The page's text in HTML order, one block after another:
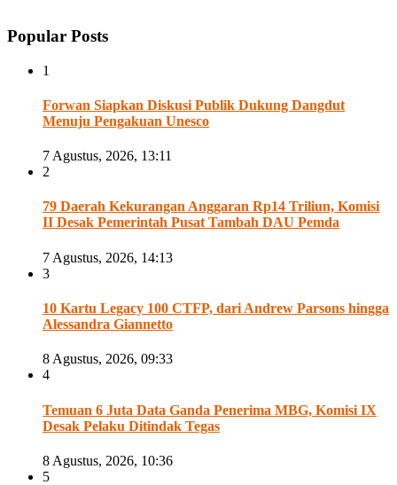
Popular Posts
1
Forwan Siapkan Diskusi Publik Dukung Dangdut
Menuju Pengakuan Unesco
7 Agustus, 2026, 13:11
2
79 Daerah Kekurangan Anggaran Rp14 Triliun, Komisi
II Desak Pemerintah Pusat Tambah DAU Pemda
7 Agustus, 2026, 14:13
3
10 Kartu Legacy 100 CTFP, dari Andrew Parsons hingga
Alessandra Giannetto
8 Agustus, 2026, 09:33
4
Temuan 6 Juta Data Ganda Penerima MBG, Komisi IX
Desak Pelaku Ditindak Tegas
8 Agustus, 2026, 10:36
5